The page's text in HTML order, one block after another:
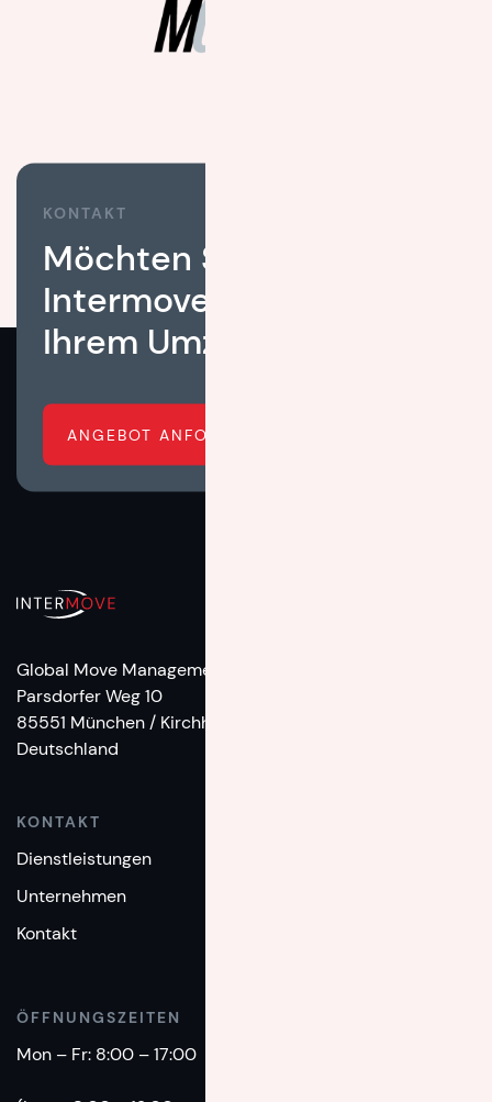
KONTAKT
Möchten Sie, dass
Intermove Ihnen bei
Ihrem Umzug hilft?
ANGEBOT ANFORDERN
Global Move Management
Parsdorfer Weg 10
85551 München / Kirchheim
Deutschland
KONTAKT
Dienstleistungen
Unternehmen
Kontakt
ÖFFNUNGSZEITEN
Mon – Fr: 8:00 – 17:00